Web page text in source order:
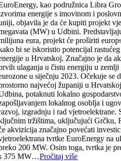
kao podružnica Libra
energije s imovinom i
objavila je da će kupiti projekt
(MW) u Udbini.
eura, projekt će proširiti
bi se iskoristio potencijal
u Hrvatskoj. Značajno je da
ulaganja u čistu energiju u zemlji
u siječnju 2023. Očekuje se
najvećoj županiji u
potaknuti lokalno
lokalnog osoblja i
izgradnju i rad vjetroelektrane.
tržištima, uključujući Grčku,
akvizicija značajno povećati
tvrtke EuroEnergy na
200 MW. Osim toga, tvrtka je
375 MW…Pročitaj više